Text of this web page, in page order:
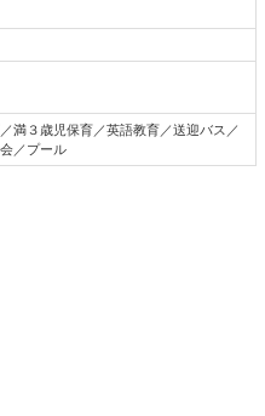
満３歳児保育／英語教育／送迎バス／
／プール